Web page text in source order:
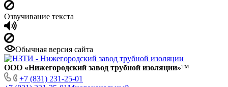
Озвучивание текста
Обычная версия сайта
ООО «Нижегородский завод трубной изоляции»™
+7 (831) 231-25-01